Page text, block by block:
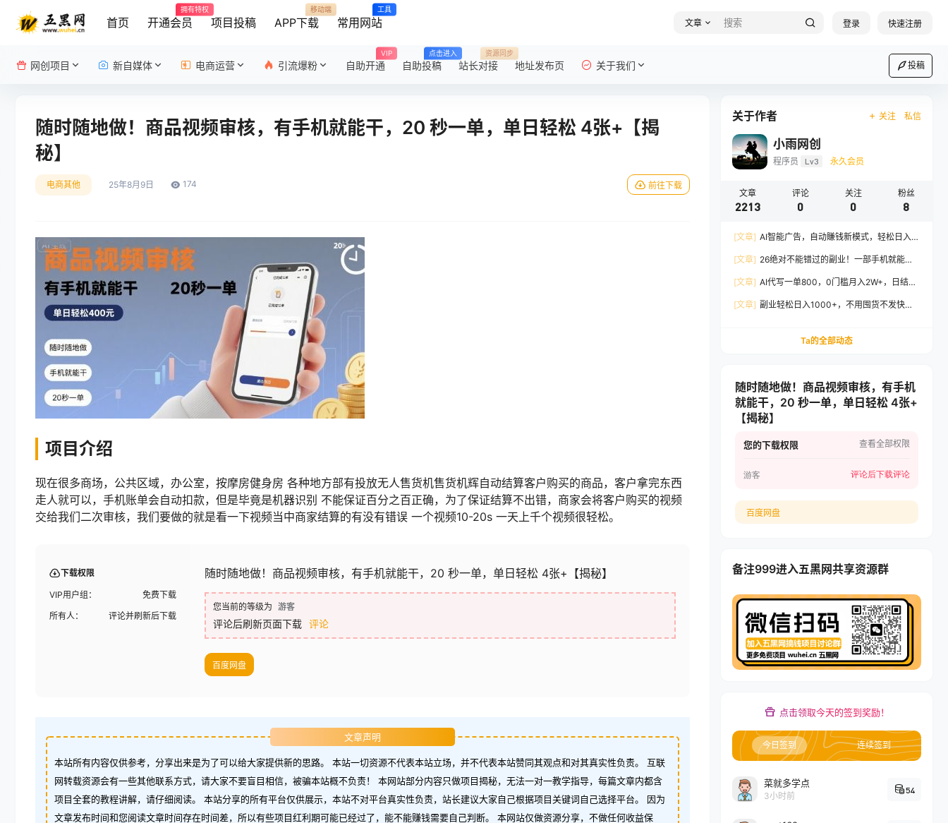
首页 开通会员
拥有特权
项目投稿 APP下载
移动端
常用网站
工具
文章 登录 快速注册
网创项目 新自媒体 电商运营 引流爆粉 自助开通
VIP
自助投稿
点击进入
站长对接
资源同步
地址发布页 关于我们 投稿
随时随地做！商品视频审核，有手机就能干，20 秒一单，单日轻松 4张+【揭
秘】
电商其他 25年8月9日 174 前往下载
项目介绍
现在很多商场，公共区域，办公室，按摩房健身房 各种地方部有投放无人售货机售货机辉自动结算客户购买的商品，客户拿完东西
走人就可以，手机账单会自动扣款，但是毕竟是机器识别 不能保证百分之百正确，为了保证结算不出错，商家会将客户购买的视频
交给我们二次审核，我们要做的就是看一下视频当中商家结算的有没有错误 一个视频10-20s 一天上千个视频很轻松。
下载权限
VIP用户组：
免费下载
所有人：
评论并刷新后下载
随时随地做！商品视频审核，有手机就能干，20 秒一单，单日轻松 4张+【揭秘】
您当前的等级为 游客
评论后刷新页面下载 评论
百度网盘
文章声明
本站所有内容仅供参考，分享出来是为了可以给大家提供新的思路。 本站一切资源不代表本站立场，并不代表本站赞同其观点和对其真实性负责。 互联
网转载资源会有一些其他联系方式，请大家不要盲目相信，被骗本站概不负责！ 本网站部分内容只做项目揭秘，无法一对一教学指导，每篇文章内都含
项目全套的教程讲解，请仔细阅读。 本站分享的所有平台仅供展示，本站不对平台真实性负责，站长建议大家自己根据项目关键词自己选择平台。 因为
文章发布时间和您阅读文章时间存在时间差，所以有些项目红利期可能已经过了，能不能赚钱需要自己判断。 本网站仅做资源分享，不做任何收益保
关于作者 关注 私信
小雨网创
程序员 Lv3 永久会员
文章
2213
评论
0
关注
0
粉丝
8
[文章] AI智能广告，自动賺钱新模式，轻松日入
[文章] 26绝对不能错过的副业！一部手机就能操
[文章] AI代写一单800，0门槛月入2W+，日结不
[文章] 副业轻松日入1000+，不用囤货不发快
Ta的全部动态
随时随地做！商品视频审核，有手机
就能干，20 秒一单，单日轻松 4张+
【揭秘】
您的下载权限 查看全部权限
游客 评论后下载评论
百度网盘
备注999进入五黑网共享资源群
点击领取今天的签到奖励！
今日签到 连续签到
菜就多学点
3小时前
54